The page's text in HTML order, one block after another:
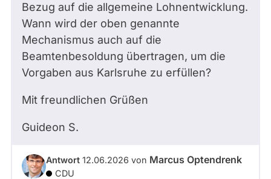
Bezug auf die allgemeine Lohnentwicklung.
Wann wird der oben genannte
Mechanismus auch auf die
Beamtenbesoldung übertragen, um die
Vorgaben aus Karlsruhe zu erfüllen?
Mit freundlichen Grüßen
Guideon S.
Antwort 12.06.2026 von Marcus Optendrenk
CDU